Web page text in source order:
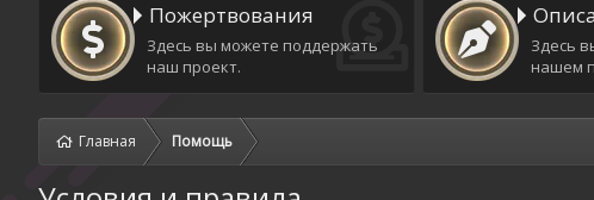
Пожертвования
Здесь вы можете поддержать
наш проект.
Здесь
нашем
Главная Помощь